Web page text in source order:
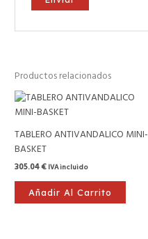
Productos relacionados
TABLERO ANTIVANDALICO MINI-
BASKET
305.04€ IVA incluido
Añadir Al Carrito